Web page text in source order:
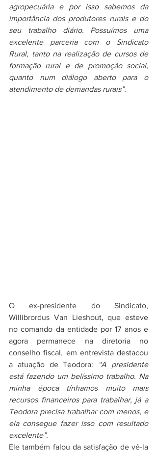
agropecuária e por isso sabemos da
importância dos produtores rurais e do
seu trabalho diário. Possuímos uma
excelente parceria com o Sindicato
Rural, tanto na realização de cursos de
formação rural e de promoção social,
quanto num diálogo aberto para o
atendimento de demandas rurais”.
O ex-presidente do Sindicato,
Willibrordus Van Lieshout, que esteve
no comando da entidade por 17 anos e
agora permanece na diretoria no
conselho fiscal, em entrevista destacou
a atuação de Teodora:
“A presidente
está fazendo um belíssimo trabalho. Na
minha época tínhamos muito mais
recursos financeiros para trabalhar, já a
Teodora precisa trabalhar com menos, e
ela consegue fazer isso com resultado
excelente”.
Ele também falou da satisfação de vê-la